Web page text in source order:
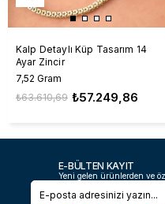
Kalp Detaylı Küp Tasarım 14
Ayar Zincir
7,52 Gram
₺57.249,86
₺63.610,69
E-BÜLTEN KAYIT
Yeni gelen ürünlerden ve